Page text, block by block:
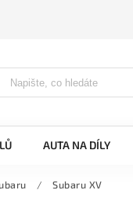
AUTA NA DÍLY
/ Subaru XV